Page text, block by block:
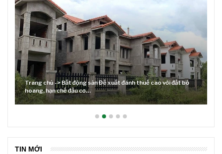
thuế cao với đất bỏ
Lãi suất neo cao và cuộc tái cơ cấu trên
TIN MỚI